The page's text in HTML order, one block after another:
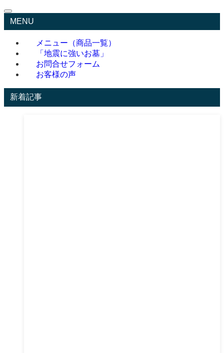
MENU
メニュー（商品一覧）
「地震に強いお墓」
お問合せフォーム
お客様の声
新着記事